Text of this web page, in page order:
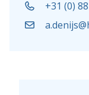
+31 (0)